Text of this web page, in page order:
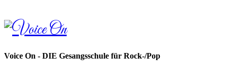
Voice
On
Voice On - DIE Gesangsschule für Rock-/Pop